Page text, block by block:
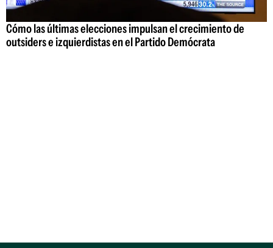
Cómo las últimas elecciones impulsan el crecimiento de
outsiders e izquierdistas en el Partido Demócrata